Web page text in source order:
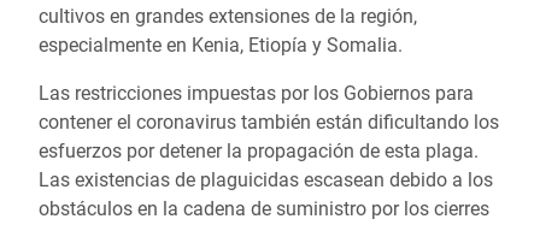
cultivos en grandes extensiones de la región,
especialmente en Kenia, Etiopía y Somalia.
Las restricciones impuestas por los Gobiernos para
contener el coronavirus también están dificultando los
esfuerzos por detener la propagación de esta plaga.
Las existencias de plaguicidas escasean debido a los
obstáculos en la cadena de suministro por los cierres